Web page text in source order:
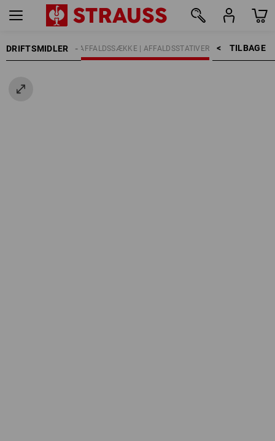
DRIFTSMIDLER TILBAGE    >
AFFALDSSÆKKE | AFFALDSSTATIVER